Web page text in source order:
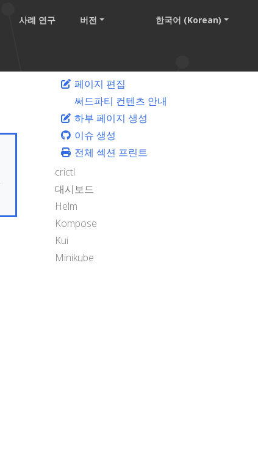
사례 연구 버전 한국어 (Korean)
페이지 편집
써드파티 컨텐츠 안내
하부 페이지 생성
이슈 생성
전체 섹션 프린트
crictl
대시보드
Helm
Kompose
Kui
Minikube